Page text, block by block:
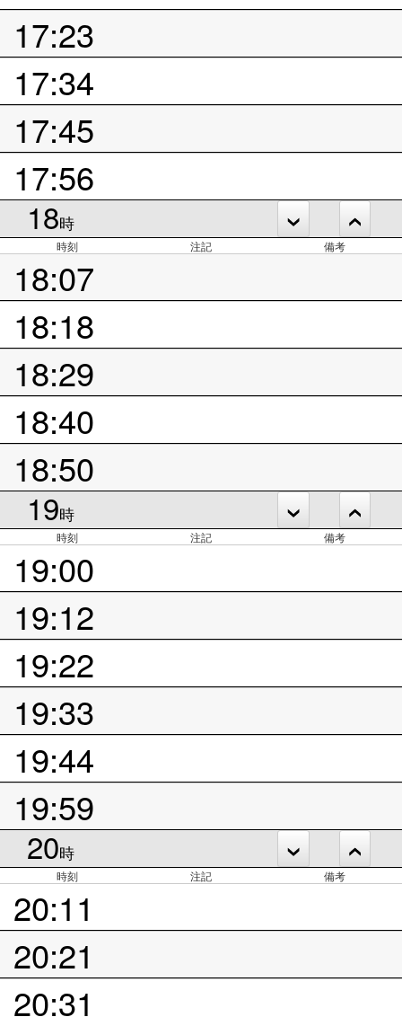
17:23
17:34
17:45
17:56
18時
時刻 注記 備考
18:07
18:18
18:29
18:40
18:50
19時
時刻 注記 備考
19:00
19:12
19:22
19:33
19:44
19:59
20時
時刻 注記 備考
20:11
20:21
20:31